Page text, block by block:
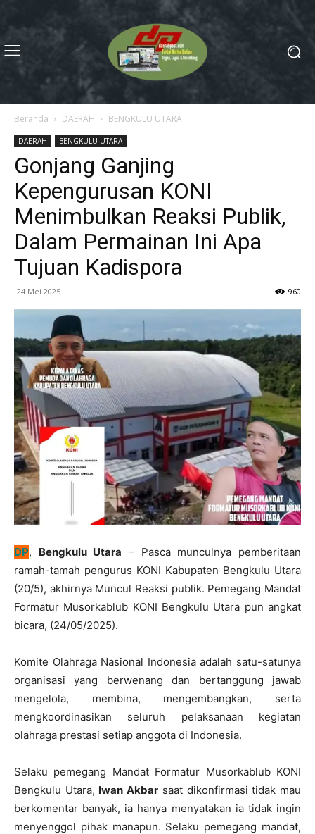
Beranda DAERAH BENGKULU UTARA
DAERAH BENGKULU UTARA
Gonjang Ganjing
Kepengurusan KONI
Menimbulkan Reaksi Publik,
Dalam Permainan Ini Apa
Tujuan Kadispora
24 Mei 2025 960
DP, Bengkulu Utara – Pasca munculnya pemberitaan
ramah-tamah pengurus KONI Kabupaten Bengkulu Utara
(20/5), akhirnya Muncul Reaksi publik. Pemegang Mandat
Formatur Musorkablub KONI Bengkulu Utara pun angkat
bicara, (24/05/2025).
Komite Olahraga Nasional Indonesia adalah satu-satunya
organisasi yang berwenang dan bertanggung jawab
mengelola, membina, mengembangkan, serta
mengkoordinasikan seluruh pelaksanaan kegiatan
olahraga prestasi setiap anggota di Indonesia.
Selaku pemegang Mandat Formatur Musorkablub KONI
Bengkulu Utara, Iwan Akbar saat dikonfirmasi tidak mau
berkomentar banyak, ia hanya menyatakan ia tidak ingin
menyenggol pihak manapun. Selaku pemegang mandat,